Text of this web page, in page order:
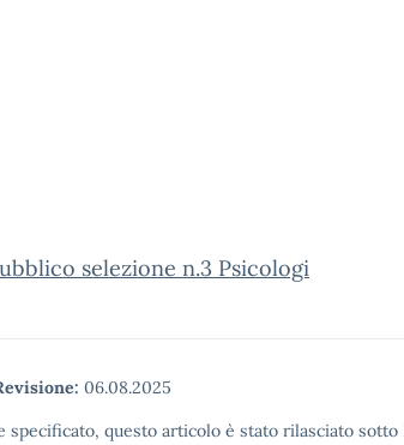
selezione n.3 Psicologi
06.08.2025
specificato, questo articolo è stato rilasciato